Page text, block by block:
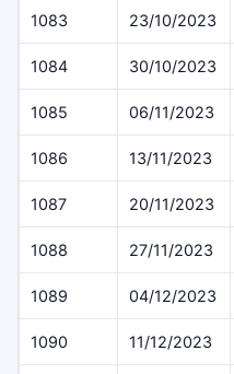
1083 23/10/2023
1084 30/10/2023
1085 06/11/2023
1086 13/11/2023
1087 20/11/2023
1088 27/11/2023
1089 04/12/2023
1090 11/12/2023